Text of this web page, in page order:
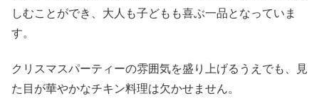
しむことができ、大人も子どもも喜ぶ一品となっていま
す。
クリスマスパーティーの雰囲気を盛り上げるうえでも、見
た目が華やかなチキン料理は欠かせません。